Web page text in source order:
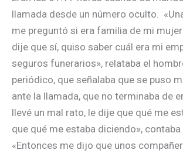
llamada desde un número oculto.
me preguntó si era familia de mi
dije que sí, quiso saber cuál era mi
seguros funerarios», relataba el
periódico, que señalaba que se puso
ante la llamada, que no terminaba de
llevé un mal rato, le dije que qué me
que qué me estaba diciendo», contaba
«Entonces me dijo que unos